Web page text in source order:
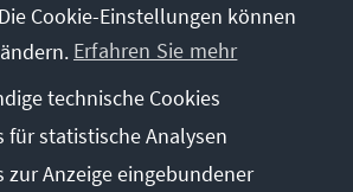
Cookie-Einstellungen können
Erfahren Sie mehr
technische Cookies
für statistische Analysen
zur Anzeige eingebundener